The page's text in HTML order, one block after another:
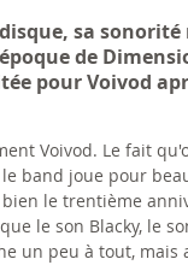
sa
de
pour Voivod
Voivod. Le fait
band joue pour
le trentième
le son Blacky, le
un peu à tout, mais